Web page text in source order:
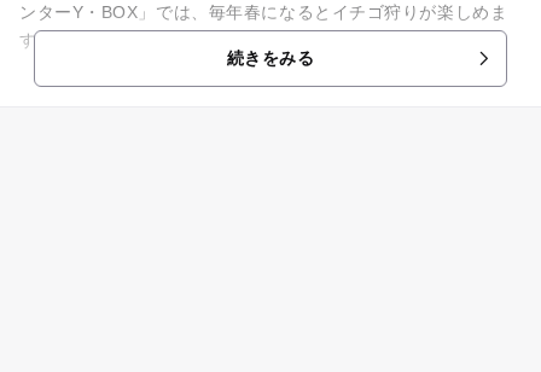
ンターY・BOX」では、毎年春になるとイチゴ狩りが楽しめま
す♪ 甘い香りの「紅ほっぺ」や「さがほのか」といった人気品
種が時間無制限・出入り...続きをみる